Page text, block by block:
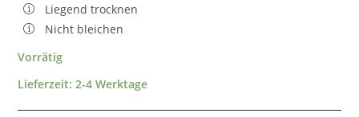
Liegend trocknen
Nicht bleichen
Vorrätig
Lieferzeit:2-4 Werktage